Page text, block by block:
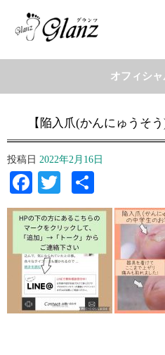
オフィシ
【陥入爪(かんにゅうそ
投稿日 2022年2月16日
Facebook
Twitter
有